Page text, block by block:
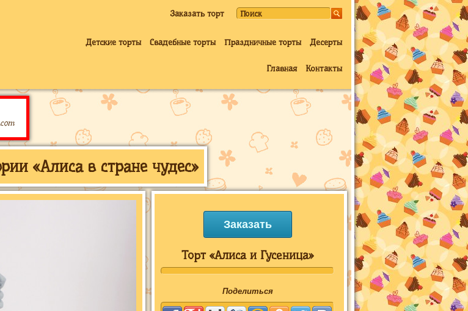
Заказать торт
Детские торты Свадебные торты Праздничные торты Десерты
Главная Контакты
«Алиса в стране чудес»
Заказать
Торт «Алиса и Гусеница»
Поделиться